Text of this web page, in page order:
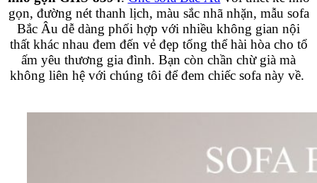
gọn, đường nét thanh lịch, màu sắc nhã nhặn, mẫu sofa
Bắc Âu dễ dàng phối hợp với nhiều không gian nội
thất khác nhau đem đến vẻ đẹp tổng thể hài hòa cho tổ
ấm yêu thương gia đình. Bạn còn chần chừ già mà
không liên hệ với chúng tôi để đem chiếc sofa này về.